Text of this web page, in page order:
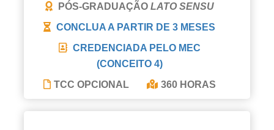
PÓS-GRADUAÇÃO LATO SENSU
CONCLUA A PARTIR DE 3 MESES
CREDENCIADA PELO MEC
(CONCEITO 4)
TCC OPCIONAL
360 HORAS